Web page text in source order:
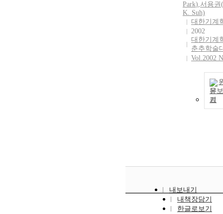
Park),서용권
K. Suh)
대한기계
2002
대한기계
춘추학술
Vol.2002
문보
기
내보내기
내책장담기
한글로보기